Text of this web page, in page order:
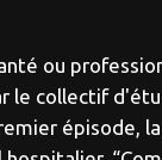
ou
le collectif
épisode,